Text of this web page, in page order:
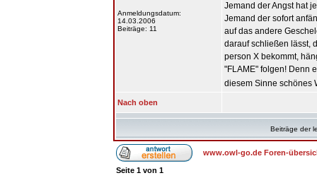
Anmeldungsdatum:
14.03.2006
Beiträge: 11
Jemand der Angst hat
Jemand der sofort
auf das andere
darauf schließen lässt,
person X bekommt,
"FLAME" folgen! Denn
diesem Sinne schönes
Nach oben
Beiträge der
www.owl-go.de Foren-
Seite 1 von 1